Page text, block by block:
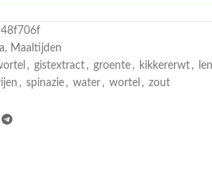
Maaltijden
, gistextract , groente , kikkererwt ,
, spinazie , water , wortel , zout